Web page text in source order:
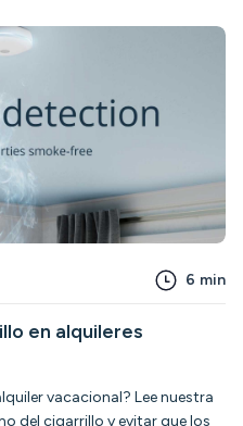
6 min
en alquileres
vacacional? Lee nuestra
del cigarrillo y evitar que los